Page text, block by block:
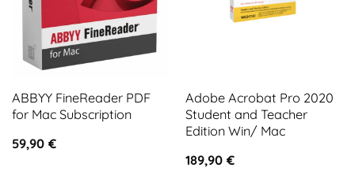
ABBYY FineReader PDF
for Mac Subscription
59,90 €
Adobe Acrobat Pro 2020
Student and Teacher
Edition Win/ Mac
189,90 €